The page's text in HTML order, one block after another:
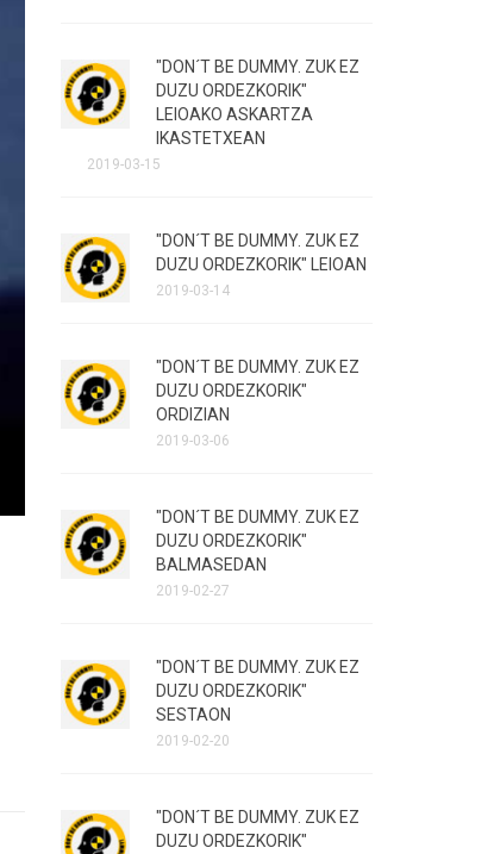
"DON´T BE DUMMY. ZUK EZ
DUZU ORDEZKORIK"
LEIOAKO ASKARTZA
IKASTETXEAN
2019-03-15
"DON´T BE DUMMY. ZUK EZ
DUZU ORDEZKORIK" LEIOAN
2019-03-14
"DON´T BE DUMMY. ZUK EZ
DUZU ORDEZKORIK"
ORDIZIAN
2019-03-06
"DON´T BE DUMMY. ZUK EZ
DUZU ORDEZKORIK"
BALMASEDAN
2019-02-27
"DON´T BE DUMMY. ZUK EZ
DUZU ORDEZKORIK"
SESTAON
2019-02-20
"DON´T BE DUMMY. ZUK EZ
DUZU ORDEZKORIK"